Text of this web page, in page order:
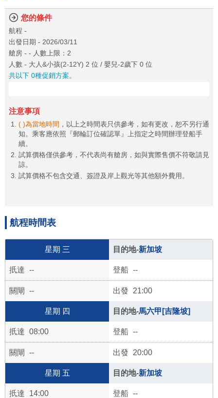
您的條件
航程 -
出發日期 - 2026/03/11
艙房 - - 人數上限：2
人數 - 大人&小孩(2-12Y) 2 位 / 嬰兒-2歲下 0 位
共以下 0種促銷方案。
注意事項
( )為當地時間 ，以上之時間表只供參考，如有更改，恕不另行通
知。乘客應依照『郵輪訂位確認單』上指定之時間辦理登船手
續。
試算價格僅供參考，不代表尚有艙房，如與實際售價不符敬請見
諒。
試算價格不包含交通、簽證及岸上觀光等其他額外費用。
航程時間表
三 新加坡
-- --
-- 21:00
四 馬六甲[吉隆坡]
08:00 --
-- 20:00
五 新加坡
14:00 --